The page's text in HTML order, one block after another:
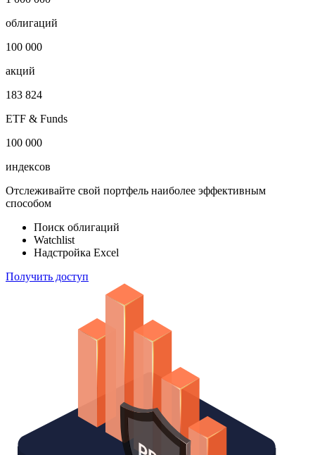
облигаций
100 000
акций
183 824
ETF & Funds
100 000
индексов
Отслеживайте свой портфель наиболее эффективным
способом
Поиск облигаций
Watchlist
Надстройка Excel
Получить доступ